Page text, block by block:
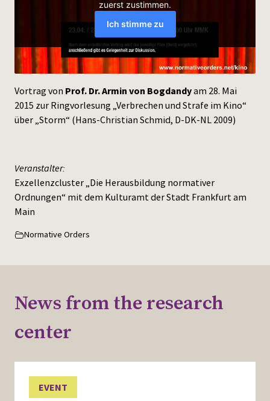
Press
Vortrag von Prof. Dr. Armin von Bogdandyam 28. Mai
2015 zur Ringvorlesung „Verbrechen und Strafe im Kino“
über „Storm“ (Hans-Christian Schmid, D-DK-NL 2009)
Veranstalter:
Exzellenzcluster „Die Herausbildung normativer
Ordnungen“ mit dem Kulturamt der Stadt Frankfurt am
Main
Normative Orders
News from the research
center
EVENT